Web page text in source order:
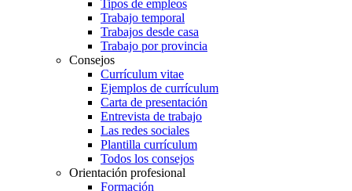
Tipos de empleos
Trabajo temporal
Trabajos desde casa
Trabajo por provincia
Consejos
Currículum vitae
Ejemplos de currículum
Carta de presentación
Entrevista de trabajo
Las redes sociales
Plantilla currículum
Todos los consejos
Orientación profesional
Formación